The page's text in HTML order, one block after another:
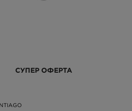
СУПЕР ОФЕРТА